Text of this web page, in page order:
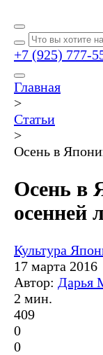
+7 (925) 777-
Главная
>
Статьи
>
Осень в
Осень в
осенней
Культура
17 марта 2016
Автор: Дарья
2 мин.
409
0
0